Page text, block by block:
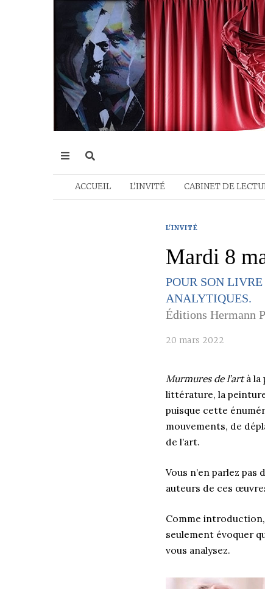
ACCUEIL L’INVITÉ CABINET DE
L'INVITÉ
Mardi 8
POUR SON
ANALYTIQUES.
Éditions Hermann
20 mars 2022
Murmures de l’artà la
littérature, la
puisque cette
mouvements, de
de l’art.
Vous n’en parlez
auteurs de ces
Comme
seulement évoquer
vous analysez.